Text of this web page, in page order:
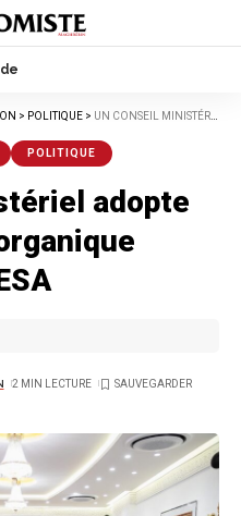
> POLITIQUE > UN CONSEIL MINISTÉRIEL ADOPTE UN PROJET DE LOI ORGANIQUE RELATIF À LA COMESA
POLITIQUE
adopte
2 MIN LECTURE